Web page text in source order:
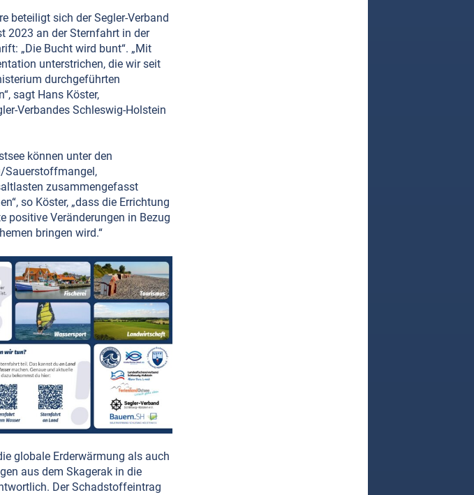
beteiligt sich der Segler-Verband
2023 an der Sternfahrt in der
„Die Bucht wird bunt“. „Mit
unterstrichen, die wir seit
durchgeführten
sagt Hans Köster,
Verbandes Schleswig-Holstein
können unter den
Sauerstoffmangel,
zusammengefasst
so Köster, „dass die Errichtung
positive Veränderungen in Bezug
bringen wird.“
globale Erderwärmung als auch
aus dem Skagerak in die
Der Schadstoffeintrag